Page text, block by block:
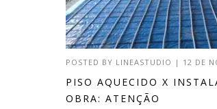
POSTED BY LINEASTUDIO | 12 DE
PISO AQUECIDO X
OBRA: ATENÇÃO